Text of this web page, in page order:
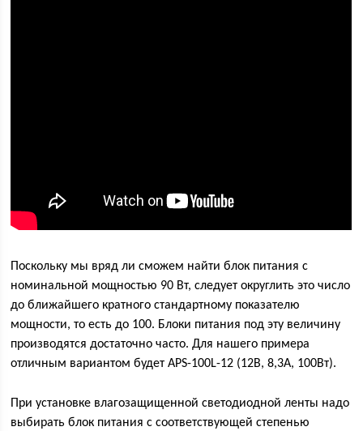
Поскольку мы вряд ли сможем найти блок питания с
номинальной мощностью 90 Вт, следует округлить это число
до ближайшего кратного стандартному показателю
мощности, то есть до 100. Блоки питания под эту величину
производятся достаточно часто. Для нашего примера
отличным вариантом будет APS-100L-12 (12В, 8,3А, 100Вт).
При установке влагозащищенной светодиодной ленты надо
выбирать блок питания с соответствующей степенью